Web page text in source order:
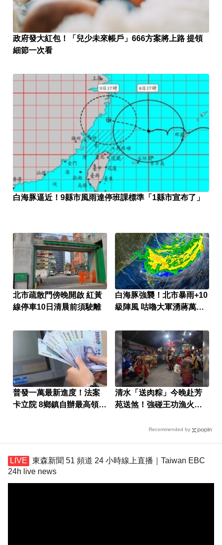
政府發大紅包！「兒少未來帳戶」666方案將上路 提領
細節一次看
白海豚逼近！9縣市風雨達停班課標準「1縣市宣布了」
北市疏散門傍晚開啟 紅黃
線停車10日清晨前須駛離
白海豚強襲！北市暴雨+10
級陣風 咕嚕大軍湧蔣萬安
普發一萬最新進度！法案
卡立院 8鄉鎮自辦最高領1
清水「送肉粽」今晚赴芳
苑送煞！強碰王功漁火節
Recommended by
東森新聞 51 頻道 24 小時線上直播｜Taiwan EBC
24h live news